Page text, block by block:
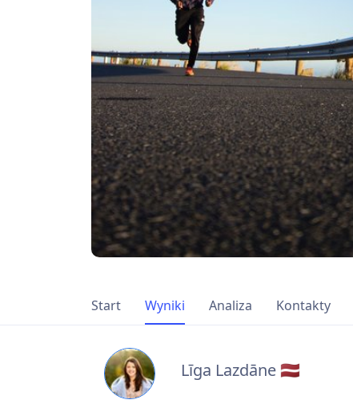
Start Wyniki Analiza Kontakty
Līga Lazdāne 🇱🇻